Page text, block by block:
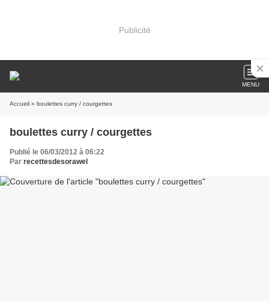
Publicité
MENU
Accueil » boulettes curry / courgettes
boulettes curry / courgettes
Publié le 06/03/2012 à 06:22
Par recettesdesorawel